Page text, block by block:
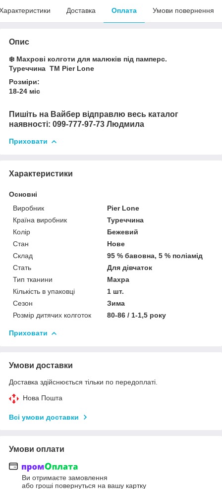
Доставка Оплата Умови повернення
Опис
❄️ Махрові колготи для малюків під памперс.
Туреччина ТМ Pier Lone
Розміри:
18-24 міс
Пишіть на Вайбер відправлю весь каталог
наявності: 099-777-97-73 Людмила
Приховати
Характеристики
Основні
Виробник
Pier Lone
Країна виробник
Туреччина
Колір
Бежевий
Стан
Нове
Склад
95 % бавовна, 5 % поліамід
Стать
Для дівчаток
Тип тканини
Махра
Кількість в упаковці
1 шт.
Сезон
Зима
Розмір дитячих колготок
80-86 / 1-1,5 року
Приховати
Умови доставки
Доставка здійснюється тільки по передоплаті.
Нова Пошта
Всі умови доставки
Умови оплати
Ви отримаєте замовлення
або гроші повернуться на вашу картку